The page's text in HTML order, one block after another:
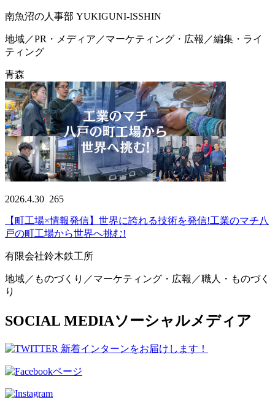
南魚沼の人事部 YUKIGUNI-ISSHIN
地域／PR・メディア／マーケティング・広報／編集・ライ
ティング
青森
2026.4.30 265
【町工場×情報発信】世界に誇れる技術を発信!工業のマチ八
戸の町工場から世界へ挑む!
有限会社鈴木鉄工所
地域／ものづくり／マーケティング・広報／職人・ものづく
り
SOCIAL MEDIAソーシャルメディア